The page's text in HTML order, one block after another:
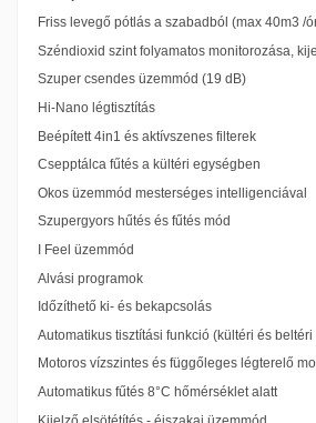
Friss levegő pótlás a szabadból (max 40m3 /
Széndioxid szint folyamatos monitorozása,
Szuper csendes üzemmód (19 dB)
Hi-Nano légtisztítás
Beépített 4in1 és aktívszenes filterek
Csepptálca fűtés a kültéri egységben
Okos üzemmód mesterséges intelligenciával
Szupergyors hűtés és fűtés mód
I Feel üzemmód
Alvási programok
Időzíthető ki- és bekapcsolás
Automatikus tisztítási funkció (kültéri és
Motoros vízszintes és függőleges légterelő
Automatikus fűtés 8°C hőmérséklet alatt